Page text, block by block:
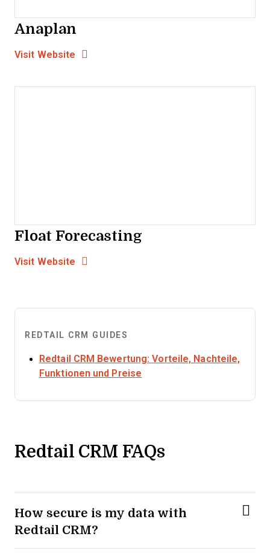
Anaplan
Visit Website Opens New Window
Float Forecasting
Visit Website Opens New Window
REDTAIL CRM GUIDES
Redtail CRM Bewertung: Vorteile, Nachteile,
Funktionen und Preise
Redtail CRM FAQs
How secure is my data with
Redtail CRM?